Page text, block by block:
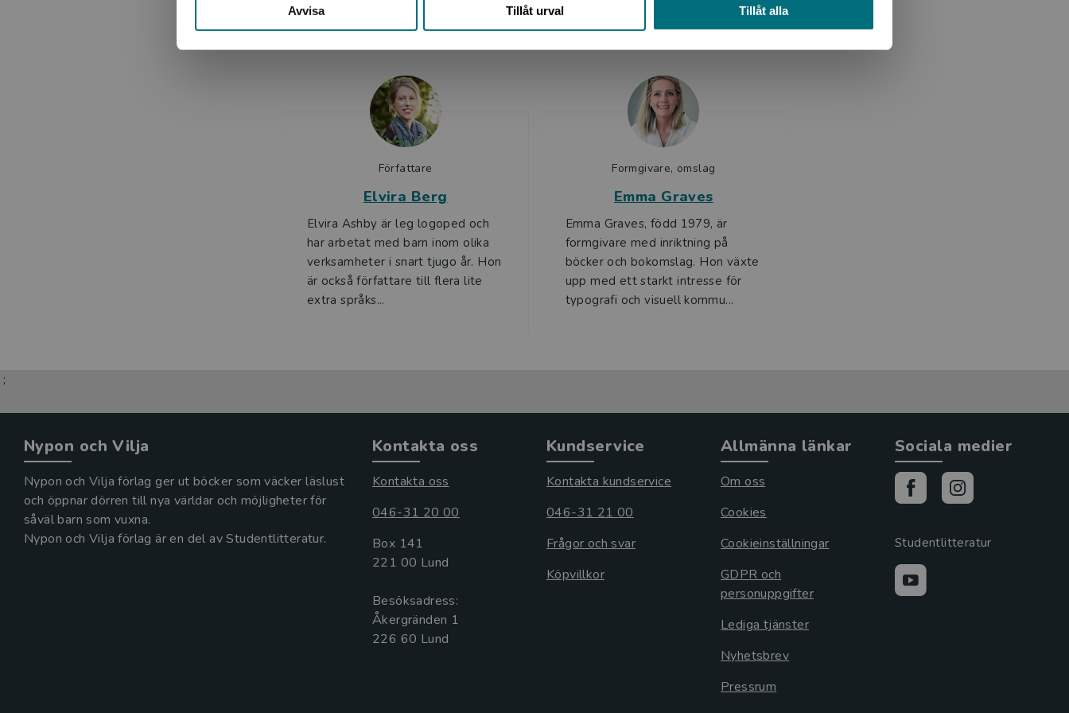
Avvisa Tillåt urval Tillåt alla
Upphovspersoner
Författare
Elvira Berg
Elvira Ashby är leg logoped och
har arbetat med barn inom olika
verksamheter i snart tjugo år. Hon
är också författare till flera lite
extra språks...
Formgivare, omslag
Emma Graves
Emma Graves, född 1979, är
formgivare med inriktning på
böcker och bokomslag. Hon växte
upp med ett starkt intresse för
typografi och visuell kommu...
;
Nypon och Vilja
Nypon och Vilja förlag ger ut böcker som väcker läslust
och öppnar dörren till nya världar och möjligheter för
såväl barn som vuxna.
Nypon och Vilja förlag är en del av Studentlitteratur.
Kontakta oss
Kontakta oss
046-31 20 00
Box 141
221 00 Lund
Besöksadress:
Åkergränden 1
Kundservice
Kontakta kundservice
046-31 21 00
Frågor och svar
Köpvillkor
Allmänna länkar
Om oss
Cookies
Cookieinställningar
GDPR och
personuppgifter
Lediga tjänster
Nyhetsbrev
Pressrum
Sociala medier
Studentlitteratur